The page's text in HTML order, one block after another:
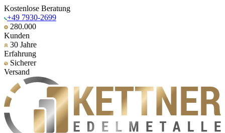
Kostenlose Beratung
+49 7930-2699
280.000
Kunden
30 Jahre
Erfahrung
Sicherer
Versand